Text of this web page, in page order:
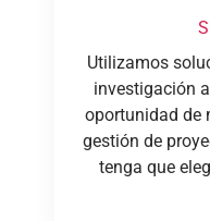
Utilizamos
investigación
oportunidad de
gestión de
tenga que